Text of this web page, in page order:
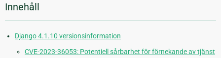
Innehåll
Django 4.1.10 versionsinformation
CVE-2023-36053: Potentiell sårbarhet för förnekande av tjänst